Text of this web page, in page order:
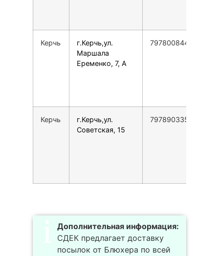
Керчь
г.Керчь,ул.
Маршала
Еременко, 7, А
79780084453
Керчь
г.Керчь,ул.
Советская, 15
79789033555
Дополнительная информация:
СДЕК предлагает доставку
посылок от Блюхера по всей